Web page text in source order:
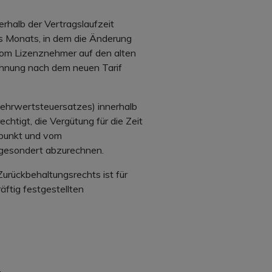
der Vertragslaufzeit
in dem die Änderung
Lizenznehmer auf den alten
nach dem neuen Tarif
innerhalb
die Vergütung für die Zeit
und vom
abzurechnen.
ist für
festgestellten